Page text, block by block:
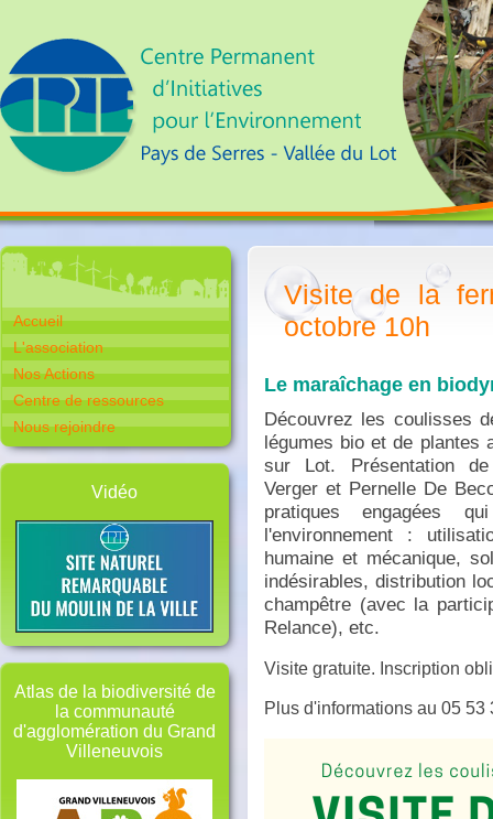
Accueil
L'association
Nos Actions
Centre de ressources
Nous rejoindre
Vidéo
Atlas de la biodiversité de
la communauté
d'agglomération du Grand
Villeneuvois
Visite de la
octobre 10h
Le maraîchage en
Découvrez les coulisses
légumes bio et de plantes
sur Lot. Présentation
Verger et Pernelle De
pratiques engagées
l'environnement :
humaine et mécanique,
indésirables, distribution
champêtre (avec la
Relance), etc.
Visite gratuite. Inscription
Plus d'informations au 05 53